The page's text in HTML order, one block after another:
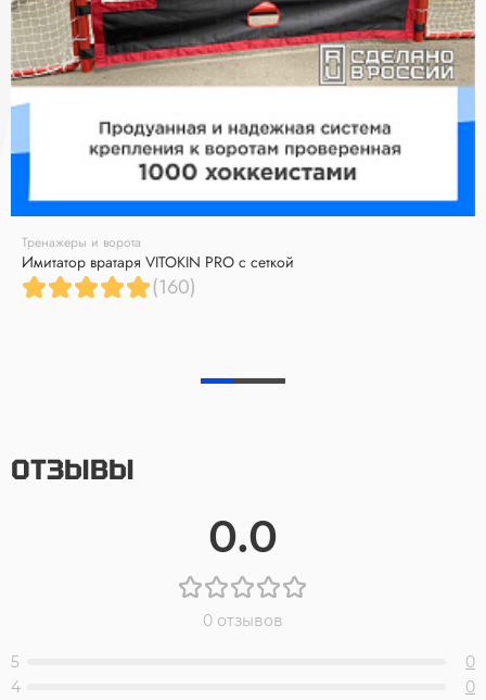
Тренажеры и ворота
Имитатор вратаря VITOKIN PRO с сеткой
(160)
ОТЗЫВЫ
0.0
0 отзывов
5
0
4
0